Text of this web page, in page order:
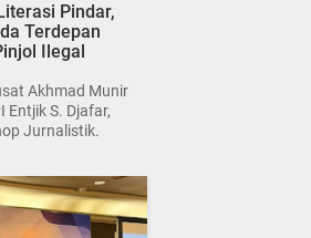
Pindar,
Terdepan
Ilegal
Akhmad Munir
Entjik S. Djafar,
Jurnalistik.